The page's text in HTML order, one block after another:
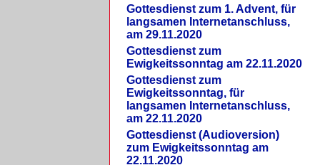
Gottesdienst zum 1. Advent, für
langsamen Internetanschluss,
am 29.11.2020
Gottesdienst zum
Ewigkeitssonntag am 22.11.2020
Gottesdienst zum
Ewigkeitssonntag, für
langsamen Internetanschluss,
am 22.11.2020
Gottesdienst (Audioversion)
zum Ewigkeitssonntag am
22.11.2020